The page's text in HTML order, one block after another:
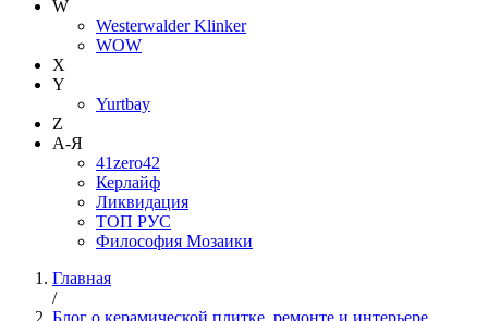
W
Westerwalder Klinker
WOW
X
Y
Yurtbay
Z
А-Я
41zero42
Керлайф
Ликвидация
ТОП РУС
Философия Мозаики
Главная
/
Блог о керамической плитке, ремонте и интерьере